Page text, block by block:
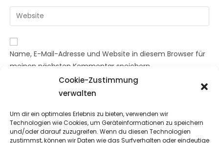
Cookie-Zustimmung
verwalten
Um dir ein optimales Erlebnis zu bieten, verwenden wir
Technologien wie Cookies, um Geräteinformationen zu speichern
und/oder darauf zuzugreifen. Wenn du diesen Technologien
zustimmst, können wir Daten wie das Surfverhalten oder eindeutige
zum
Kommentieren
ein
E-
Mail-
zum
Kommentieren
ein
Gib
deine
Website-
URL
Name, E-Mail-Adresse und Website in diesem Browser für
meinen nächsten Kommentar speichern.